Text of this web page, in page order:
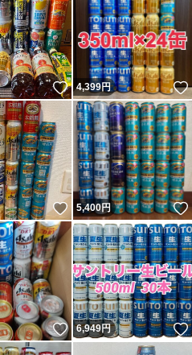
いいね！
4,399円
いいね！
5,400円
いいね！
6,949円